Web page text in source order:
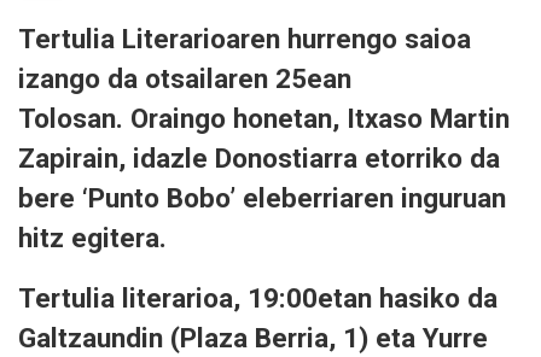
Tertulia Literarioaren hurrengo saioa
izango da otsailaren 25ean
Tolosan. Oraingo honetan, Itxaso Martin
Zapirain, idazle Donostiarra etorriko da
bere ‘Punto Bobo’ eleberriaren inguruan
hitz egitera.
Tertulia literarioa, 19:00etan hasiko da
Galtzaundin (Plaza Berria, 1) eta Yurre